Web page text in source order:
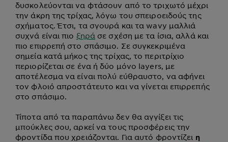
δυσκολεύονται να φτάσουν από το τριχωτό μέχρι
την άκρη της τρίχας, λόγω του σπειροειδούς της
σχήματος. Έτσι, τα σγουρά και τα wavy μαλλιά
συχνά είναι πιο ξηρά σε σχέση με τα ίσια, αλλά και
πιο επιρρεπή στο σπάσιμο. Σε συγκεκριμένα
σημεία κατά μήκος της τρίχας, το περιτρίχιο
περιορίζεται σε ένα ή δύο μόνο layers, με
αποτέλεσμα να είναι πολύ εύθραυστο, να αφήνει
τον φλοιό απροστάτευτο και να γίνεται επιρρεπής
στο σπάσιμο.
Τίποτα από τα παραπάνω δεν θα αγγίξει τις
μπούκλες σου, αρκεί να τους προσφέρεις την
φροντίδα που χρειάζονται. Για αυτό φροντίζει η